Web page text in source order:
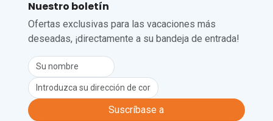
nieve y senderos para caminar en
invierno. En verano, Les Mosses se
senderistas y amantes de la naturaleza,
con rutas panorámicas que conducen al
lago Lioson y miradores panorámicos
en el Pic Chaussy. El Peak Walk by
Tissot es un inolvidable puente colgante
Nuestro boletín
Ofertas exclusivas para las vacaciones más
deseadas, ¡directamente a su bandeja de entrada!
Suscríbase a